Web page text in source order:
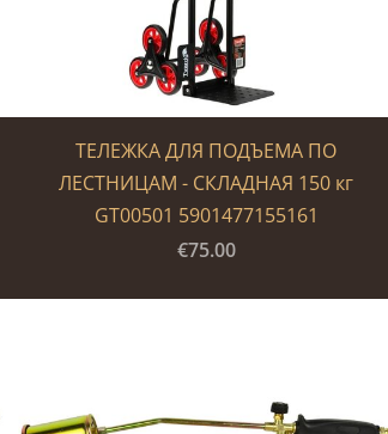
ТЕЛЕЖКА ДЛЯ ПОДЪЕМА ПО
ЛЕСТНИЦАМ - СКЛАДНАЯ 150 кг
GT00501 5901477155161
€75.00